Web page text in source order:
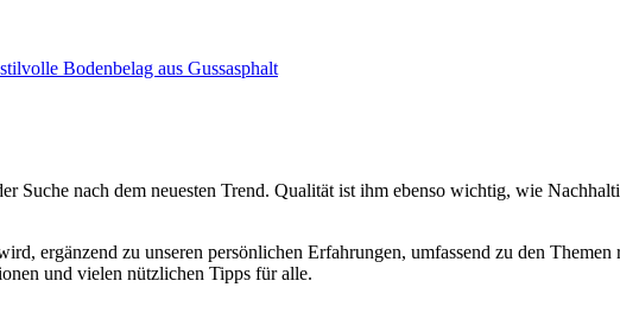
Bodenbelag aus Gussasphalt
Suche nach dem neuesten Trend. Qualität ist ihm ebenso wichtig, wie
ergänzend zu unseren persönlichen Erfahrungen, umfassend zu den Themen
und vielen nützlichen Tipps für alle.